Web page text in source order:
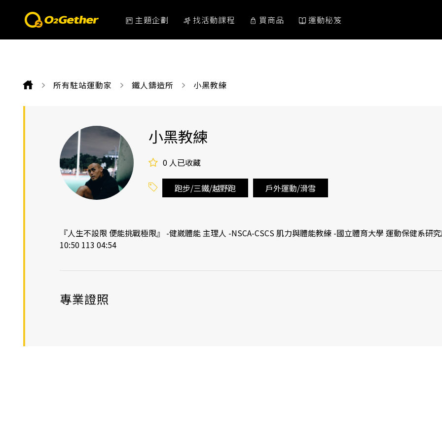
主題企劃 找活動課程 買商品 運動秘笈
所有駐站運動家 鐵人鑄造所 CURRENT:
小黑教練
小黑教練
0 人已收藏
跑步/三鐵/越野跑 戶外運動/滑雪
『人生不設限 便能挑戰極限』 -健崴體能 主理人 -NSCA-CSCS 肌力與體能教練 -國立體育大學 運動保健系研
10:50 113 04:54
專業證照